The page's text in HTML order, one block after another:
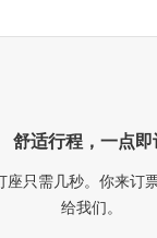
舒适行程，一点即
座只需几秒。你来订
给我们。